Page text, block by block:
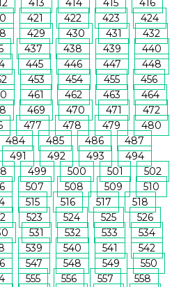
413 414 415
416
421 422 423
424
429 430 431
432
437 438 439
440
445 446 447
448
453 454 455
456
461 462 463
464
469 470 471
472
477 478 479
480
484 485 486
487
491 492 493
494
499 500 501
502
507 508 509
510
515 516 517
518
523 524 525
526
531 532 533
534
539 540 541
542
547 548 549
550
555 556 557
558